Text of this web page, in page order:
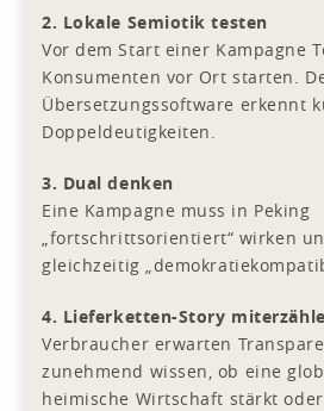
2. Lokale Semiotik testen
Vor dem Start einer Kampagne
Konsumenten vor Ort starten.
Übersetzungssoftware erkennt
Doppeldeutigkeiten.
3. Dual denken
Eine Kampagne muss in Peking
„fortschrittsorientiert“ wirken
gleichzeitig
4. Lieferketten-Story
Verbraucher erwarten
zunehmend wissen, ob eine
heimische Wirtschaft stärkt oder